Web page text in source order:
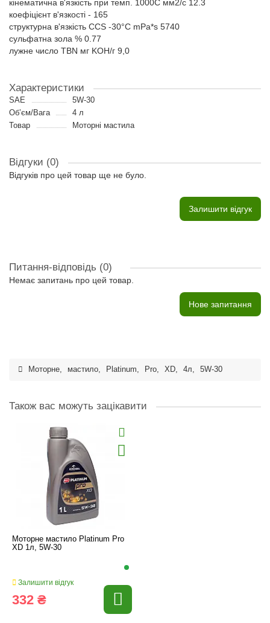
кінематична в'язкість при темп. 1000C мм2/с 12.3
коефіцієнт в'язкості - 165
структурна в'язкість CCS -30°C mPa*s 5740
сульфатна зола % 0.77
лужне число TBN мг KOH/г 9,0
Характеристики
SAE
5W-30
Об’єм/Вага
4 л
Товар
Моторні мастила
Відгуки (0)
Відгуків про цей товар ще не було.
Залишити відгук
Питання-відповідь (0)
Немає запитань про цей товар.
Нове запитання
Моторне, мастило, Platinum, Pro, XD, 4л, 5W-30
Також вас можуть зацікавити
Моторне мастило Platinum Pro
XD 1л, 5W-30
Залишити відгук
332 ₴